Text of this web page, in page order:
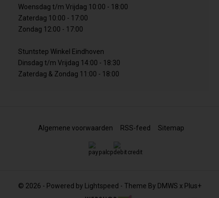
Woensdag t/m Vrijdag 10:00 - 18:00
Zaterdag 10:00 - 17:00
Zondag 12:00 - 17:00
Stuntstep Winkel Eindhoven
Dinsdag t/m Vrijdag 14:00 - 18:30
Zaterdag & Zondag 11:00 - 18:00
© 2026 - Powered by Lightspeed - Theme By DMWS x Plus+
Algemene voorwaarden RSS-feed Sitemap